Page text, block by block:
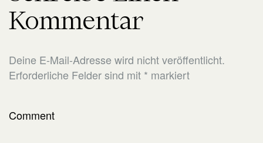
Kommentar
Deine E-Mail-Adresse wird nicht veröffentlicht.
Erforderliche Felder sind mit * markiert